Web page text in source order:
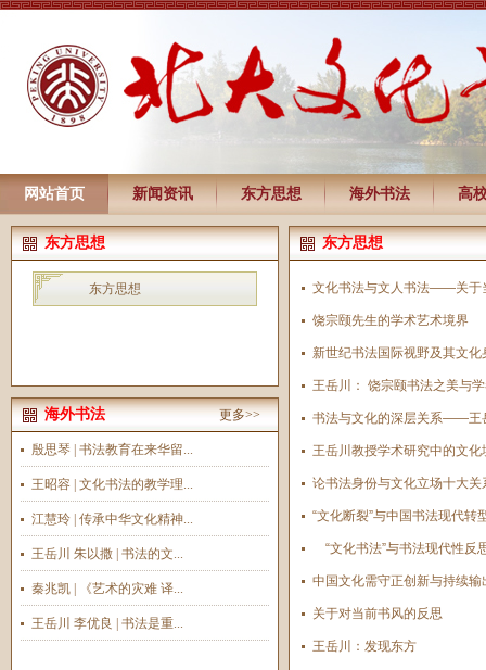
网站首页 新闻资讯 东方思想 海外书法 高
东方思想
东方思想
海外书法 更多>>
殷思琴 | 书法教育在来华留...
王昭容 | 文化书法的教学理...
江慧玲 | 传承中华文化精神...
王岳川 朱以撒 | 书法的文...
秦兆凯 | 《艺术的灾难 译...
王岳川 李优良 | 书法是重...
东方思想
文化书法与文人书法——关于
饶宗颐先生的学术艺术境界
新世纪书法国际视野及其文
王岳川： 饶宗颐书法之美与
书法与文化的深层关系——王
王岳川教授学术研究中的文化
论书法身份与文化立场十大关
“文化断裂”与中国书法现代转
“文化书法”与书法现代性反
中国文化需守正创新与持续
关于对当前书风的反思
王岳川：发现东方